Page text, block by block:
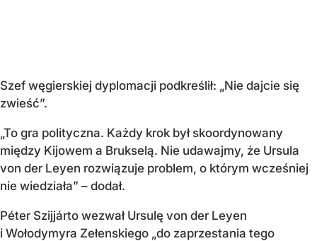
Szef węgierskiej dyplomacji podkreślił: „Nie dajcie się
zwieść”.
„To gra polityczna. Każdy krok był skoordynowany
między Kijowem a Brukselą. Nie udawajmy, że Ursula
von der Leyen rozwiązuje problem, o którym wcześniej
nie wiedziała” – dodał.
Péter Szijjárto wezwał Ursulę von der Leyen
i Wołodymyra Zełenskiego „do zaprzestania tego